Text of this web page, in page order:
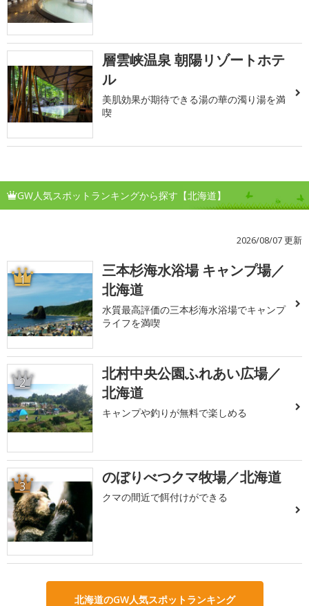
層雲峡温泉 朝陽リゾートホテ
ル
美肌効果が期待できる湯の華の濁り湯を満
喫
GW人気スポットランキングから探す【北海道】
2026/08/07 更新
1
三本杉海水浴場 キャンプ場／
北海道
水質最高評価の三本杉海水浴場でキャンプ
ライフを満喫
2
北村中央公園ふれあい広場／
北海道
キャンプや釣りが無料で楽しめる
3 のぼりべつクマ牧場／北海道
クマの間近で餌付けができる
北海道のGW人気スポットランキング